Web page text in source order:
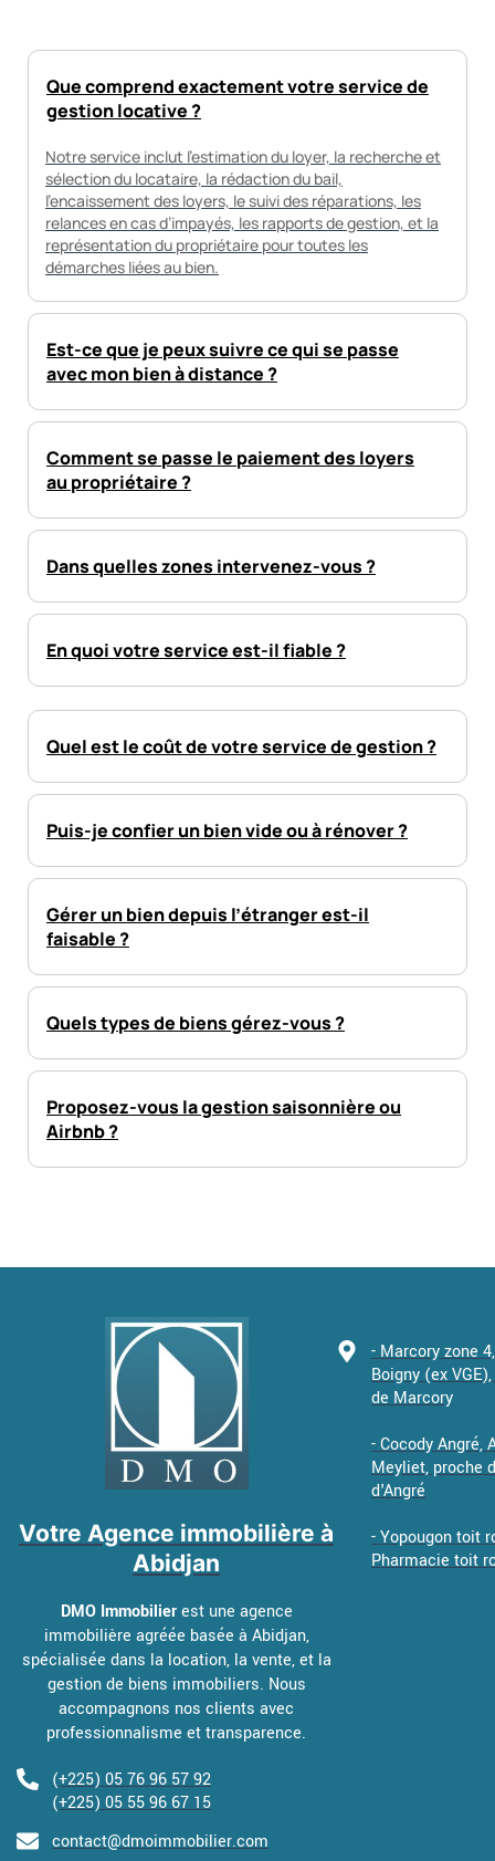
Que comprend exactement votre service de
gestion locative ?
Notre service inclut l’estimation du loyer, la recherche et
sélection du locataire, la rédaction du bail,
l'encaissement des loyers, le suivi des réparations, les
relances en cas d’impayés, les rapports de gestion, et la
représentation du propriétaire pour toutes les
démarches liées au bien.
Est-ce que je peux suivre ce qui se passe
avec mon bien à distance ?
Comment se passe le paiement des loyers
au propriétaire ?
Dans quelles zones intervenez-vous ?
En quoi votre service est-il fiable ?
Quel est le coût de votre service de gestion ?
Puis-je confier un bien vide ou à rénover ?
Gérer un bien depuis l’étranger est-il
faisable ?
Quels types de biens gérez-vous ?
Proposez-vous la gestion saisonnière ou
Airbnb ?
Votre Agence immobilière à
Abidjan
DMO Immobilierest une agence
immobilière agréée basée à Abidjan,
spécialisée dans la location, la vente, et la
gestion de biens immobiliers. Nous
accompagnons nos clients avec
professionnalisme et transparence.
(+225) 05 76 96 57 92
(+225) 05 55 96 67 15
contact@dmoimmobilier.com
- Marcory zone
Boigny (ex
de Marcory
- Cocody Angré,
Meyliet, proche
d'Angré
- Yopougon toit
Pharmacie toit